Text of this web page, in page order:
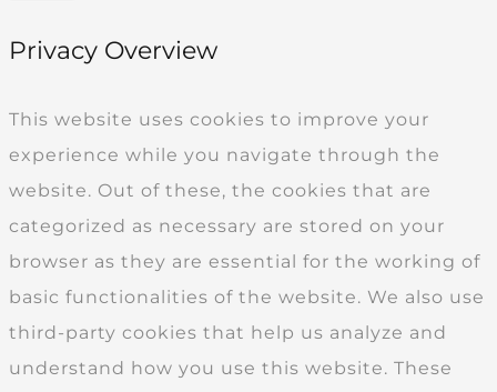
Privacy Overview
This website uses cookies to improve your
experience while you navigate through the
website. Out of these, the cookies that are
categorized as necessary are stored on your
browser as they are essential for the working of
basic functionalities of the website. We also use
third-party cookies that help us analyze and
understand how you use this website. These